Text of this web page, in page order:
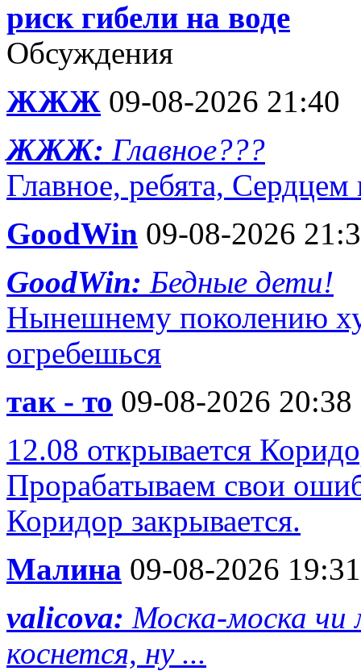
риск гибели на воде
Обсуждения
ЖЖЖ 09-08-2026 21:40
ЖЖЖ: Главное???
Главное, ребята, Сердцем
GoodWin 09-08-2026
GoodWin: Бедные дети!
Нынешнему поколению
огребешься
так - то 09-08-2026 20:38
12.08 открывается
Прорабатываем свои
Коридор закрывается.
Малина 09-08-2026 19:31
valicova: Моска-моска чи
коснется, ну ...